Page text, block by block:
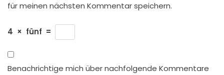
für meinen nächsten Kommentar speichern.
4 × fünf =
Benachrichtige mich über nachfolgende Kommentare